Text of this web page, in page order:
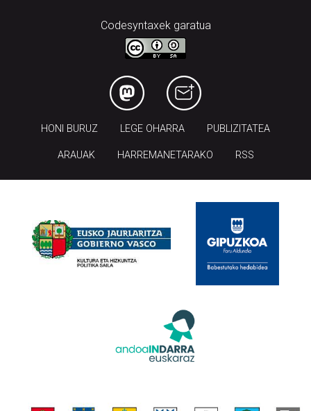
Codesyntaxek garatua
HONI BURUZ LEGE OHARRA PUBLIZITATEA
ARAUAK HARREMANETARAKO RSS